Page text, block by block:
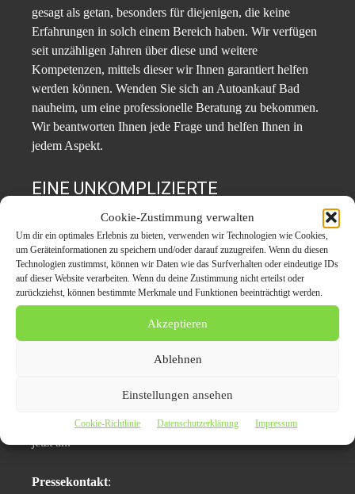
Cookie-Zustimmung verwalten
Um dir ein optimales Erlebnis zu bieten, verwenden wir Technologien wie Cookies,
um Geräteinformationen zu speichern und/oder darauf zuzugreifen. Wenn du diesen
Technologien zustimmst, können wir Daten wie das Surfverhalten oder eindeutige IDs
auf dieser Website verarbeiten. Wenn du deine Zustimmung nicht erteilst oder
zurückziehst, können bestimmte Merkmale und Funktionen beeinträchtigt werden.
Akzeptieren
Ablehnen
Einstellungen ansehen
Cookie-Richtlinie Datenschutzerklärung Impressum
gesagt als getan, besonders für diejenigen, die keine
Erfahrungen in solch einem Bereich haben. Wir verfügen
seit unzähligen Jahren über diese und weitere
Kompetenzen, mittels dieser wir Ihnen garantiert helfen
werden können. Wenden Sie sich an Autoankauf Bad
nauheim, um eine professionelle Beratung zu bekommen.
Wir beantworten Ihnen jede Frage und helfen Ihnen in
jedem Aspekt.
EINE UNKOMPLIZIERTE
ABWICKLUNG BEI AUTOANKAUF BAD
NAUHEIM
Autoankauf Bad Oeynhausen setzt auf eine reibungslose
Abwicklung, in der der Kunde im Fokus steht. Dazu
gehören Kundenfreundlichkeit und eine transparente
Kaufabwicklung. Vereinbaren Sie telefonisch oder
erscheinen und mit Ihnen zusammen einen Preis
Bezahlung erfolgt unmittelbar danach in Bar oder per
Überweisung. Sind Sie neugierig ? Dann rufen Sie uns
jetzt an.
Pressekontakt: